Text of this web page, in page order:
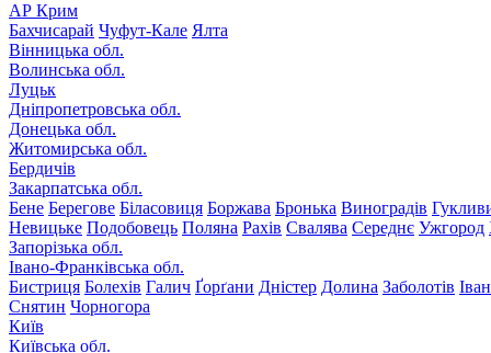
АР Крим
Бахчисарай Чуфут-Кале Ялта
Вінницька обл.
Волинська обл.
Луцьк
Дніпропетровська обл.
Донецька обл.
Житомирська обл.
Бердичів
Закарпатська обл.
Бене Берегове Біласовиця Боржава Бронька Виноградів
Невицьке Подобовець Поляна Рахів Свалява Середнє Ужгород
Запорізька обл.
Івано-Франківська обл.
Бистриця Болехів Галич Ґорґани Дністер Долина Заболотів
Снятин Чорногора
Київ
Київська обл.